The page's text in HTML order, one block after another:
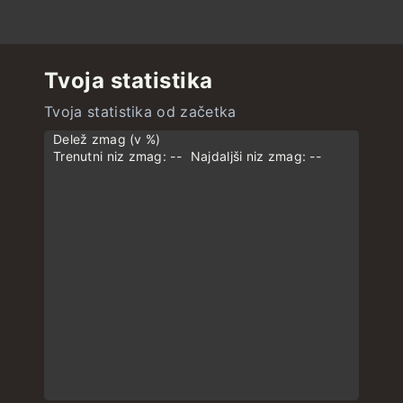
Tvoja statistika
Tvoja statistika od začetka
Delež zmag (v %)
Trenutni niz zmag: --
Najdaljši niz zmag: --